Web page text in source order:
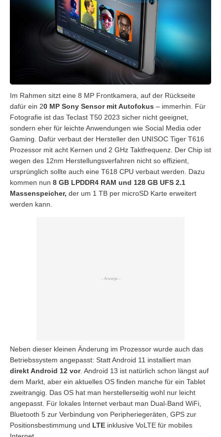
Im Rahmen sitzt eine 8 MP Frontkamera, auf der Rückseite
dafür ein 20 MP Sony Sensor mit Autofokus – immerhin. Für
Fotografie ist das Teclast T50 2023 sicher nicht geeignet,
sondern eher für leichte Anwendungen wie Social Media oder
Gaming. Dafür verbaut der Hersteller den UNISOC Tiger T616
Prozessor mit acht Kernen und 2 GHz Taktfrequenz. Der Chip ist
wegen des 12nm Herstellungsverfahren nicht so effizient,
ursprünglich sollte auch eine T618 CPU verbaut werden. Dazu
kommen nun 8 GB LPDDR4 RAM und 128 GB UFS 2.1
Massenspeicher, der um 1 TB per microSD Karte erweitert
werden kann.
Neben dieser kleinen Änderung im Prozessor wurde auch das
Betriebssystem angepasst: Statt Android 11 installiert man
direkt Android 12 vor. Android 13 ist natürlich schon längst auf
dem Markt, aber ein aktuelles OS finden manche für ein Tablet
zweitrangig. Das OS hat man herstellerseitig wohl nur leicht
angepasst. Für lokales Internet verbaut man Dual-Band WiFi,
Bluetooth 5 zur Verbindung von Peripheriegeräten, GPS zur
Positionsbestimmung und LTE inklusive VoLTE für mobiles